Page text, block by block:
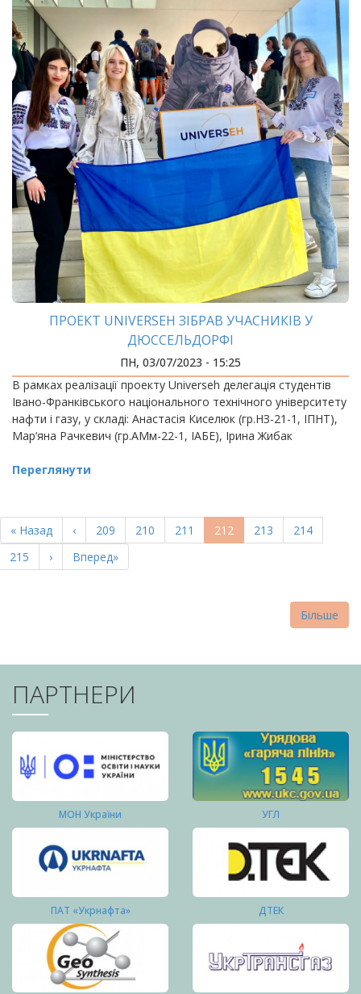
ПРОЕКТ UNIVERSEH ЗІБРАВ УЧАСНИКІВ У
ДЮССЕЛЬДОРФІ
ПН, 03/07/2023 - 15:25
В рамках реалізації проекту Universeh делегація студентів
Івано-Франківського національного технічного університету
нафти і газу, у складі: Анастасія Киселюк (гр.НЗ-21-1, ІПНТ),
Мар‘яна Рачкевич (гр.АМм-22-1, ІАБЕ), Ірина Жибак
Переглянути
НА
СТОРІНКИ
Перша
сторінка
« Назад
Попередня
сторінка
‹ Page
209 Page
210 Page
211
Поточна
сторінка
212 Page
213 Page
214
Page
215
Наступна
сторінка
›
Остання
сторінка
Вперед»
Більше
ПАРТНЕРИ
МОН України УГЛ
ПАТ «Укрнафта» ДТЕК